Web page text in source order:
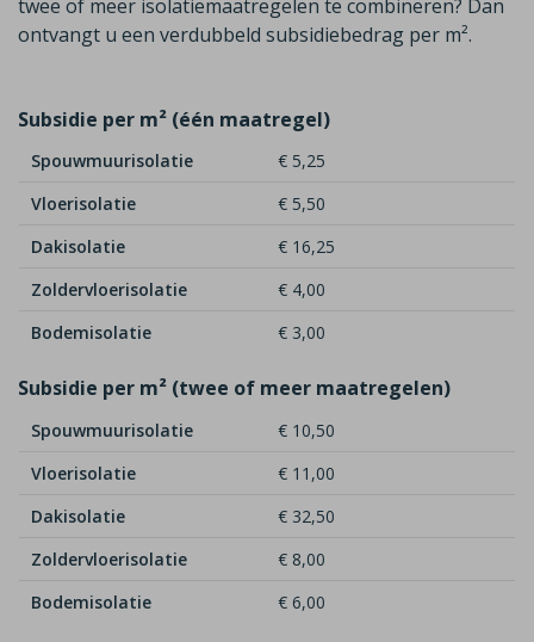
twee of meer isolatiemaatregelen te combineren? Dan
ontvangt u een verdubbeld subsidiebedrag per m².
Subsidie per m² (één maatregel)
Spouwmuurisolatie
€ 5,25
Vloerisolatie
€ 5,50
Dakisolatie
€ 16,25
Zoldervloerisolatie
€ 4,00
Bodemisolatie
€ 3,00
Subsidie per m² (twee of meer maatregelen)
Spouwmuurisolatie
€ 10,50
Vloerisolatie
€ 11,00
Dakisolatie
€ 32,50
Zoldervloerisolatie
€ 8,00
Bodemisolatie
€ 6,00